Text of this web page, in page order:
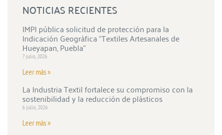
NOTICIAS RECIENTES
IMPI pública solicitud de protección para la
Indicación Geográfica “Textiles Artesanales de
Hueyapan, Puebla”
7 julio, 2026
Leer más »
La Industria Textil fortalece su compromiso con la
sostenibilidad y la reducción de plásticos
6 julio, 2026
Leer más »